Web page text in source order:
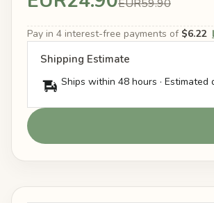
EUR59.90
Pay in 4 interest-free payments of $6.22
Shipping Estimate
Ships within 48 hours · Estimated